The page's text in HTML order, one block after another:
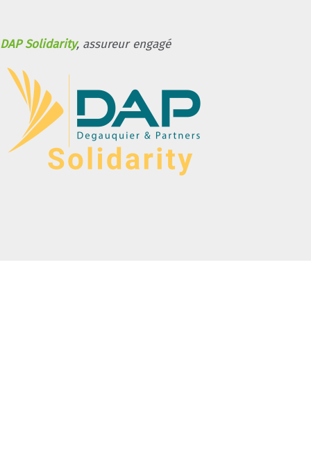
DAP Solidarity, assureur engagé